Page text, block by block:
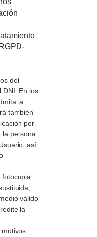
del
DNI. En los
la
también
por
la persona
así
fotocopia
válido
la
motivos